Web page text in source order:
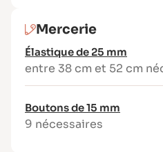
Tissu (laize 140 cm) :
Taille 34 : 1m20
Daisy – Option
Mercerie
Élastique de 25 mm
entre 38 cm et 52 cm
Boutons de 15 mm
9 nécessaires